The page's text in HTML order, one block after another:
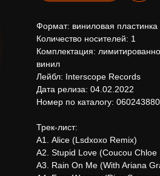
Формат: виниловая пластинка
Количество носителей: 1
Комплектация:
винил
Лейбл: Interscope Records
Дата релиза: 04.02.2022
Номер по каталогу:
Трек-лист:
А1. Alice (Lsdxoxo Remix)
А2. Stupid Love (Coucou Chloe
А3. Rain On Me (With Ariana